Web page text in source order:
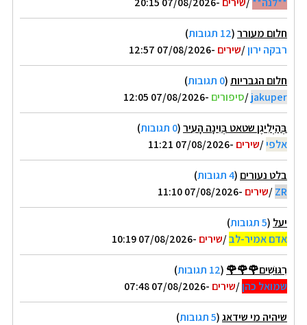
חלום מעורר(12 תגובות
)
רבקה ירון/שירים -07/08/2026 12:57
חלום הגבריות(0 תגובות
)
jakuper
/סיפורים -07/08/2026 12:05
בְּהַיְלִיגֶן שטאט בְּוִינָה הָעִיר(0 תגובות
)
אלפי/שירים -07/08/2026 11:21
בלט נעורים (4 תגובות
)
ZR
/שירים -07/08/2026 11:10
יעל (5 תגובות
)
אדם אמיר-לב/שירים -07/08/2026 10:19
רִגּוּשִׁים🌹🌹🌹 (12 תגובות
)
שמואל כהן/שירים -07/08/2026 07:48
שיהיה מי שידאג(5 תגובות
)